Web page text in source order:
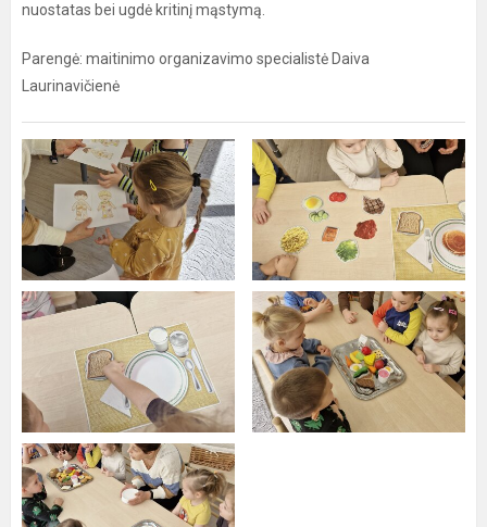
nuostatas bei ugdė kritinį mąstymą.
Parengė: maitinimo organizavimo specialistė Daiva
Laurinavičienė